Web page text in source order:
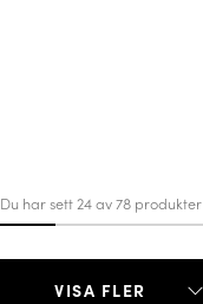
Du har sett 24 av 78 produkter
VISA FLER